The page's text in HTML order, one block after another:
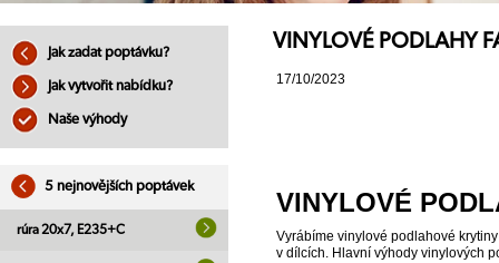
Jak zadat poptávku?
Jak vytvořit nabídku?
Naše výhody
5 nejnovějších poptávek
rúra 20x7, E235+C
VINYLOVÉ PODLAHY
17/10/2023
VINYLOVÉ
Vyrábíme vinylové podlahové
v dílcích. Hlavní výhody vinylových